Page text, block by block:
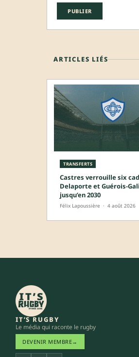
ARTICLES LIÉS
TRANSFERTS
Castres verrouille six
Delaporte et Guérois-
jusqu’en 2030
Félix Lapoussière · 4 août 2026
IT’S RUGBY
Le média qui raconte le rugby
DEVENIR MEMBRE→